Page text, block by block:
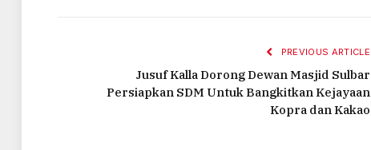
PREVIOUS ARTICLE
Jusuf Kalla Dorong Dewan Masjid Sulbar
Persiapkan SDM Untuk Bangkitkan Kejayaan
Kopra dan Kakao